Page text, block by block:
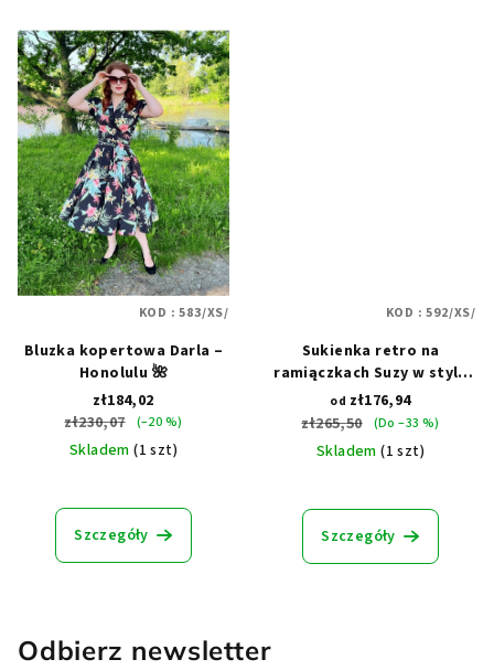
Bluzka kopertowa Darla –
Honolulu 🌺
zł184,02
zł230,07
(–20 %)
Skladem(1 szt)
Szczegóły
KOD :583/XS/
Sukienka retro na
ramiączkach Suzy w stylu
lat 50. – Santa Monica
od zł176,94
zł265,50
(Do –33 %)
Skladem(1 szt)
Szczegóły
KOD :592/XS/
Odbierz newsletter